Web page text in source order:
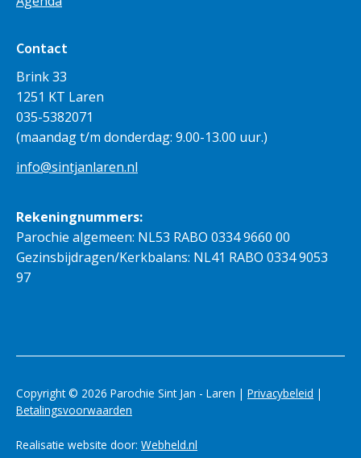
Contact
Brink 33
1251 KT Laren
035-5382071
(maandag t/m donderdag: 9.00-13.00 uur.)
info@sintjanlaren.nl
Rekeningnummers:
Parochie algemeen: NL53 RABO 0334 9660 00
Gezinsbijdragen/Kerkbalans: NL41 RABO 0334 9053
97
Copyright © 2026 Parochie Sint Jan - Laren | Privacybeleid |
Betalingsvoorwaarden
Realisatie website door: Webheld.nl